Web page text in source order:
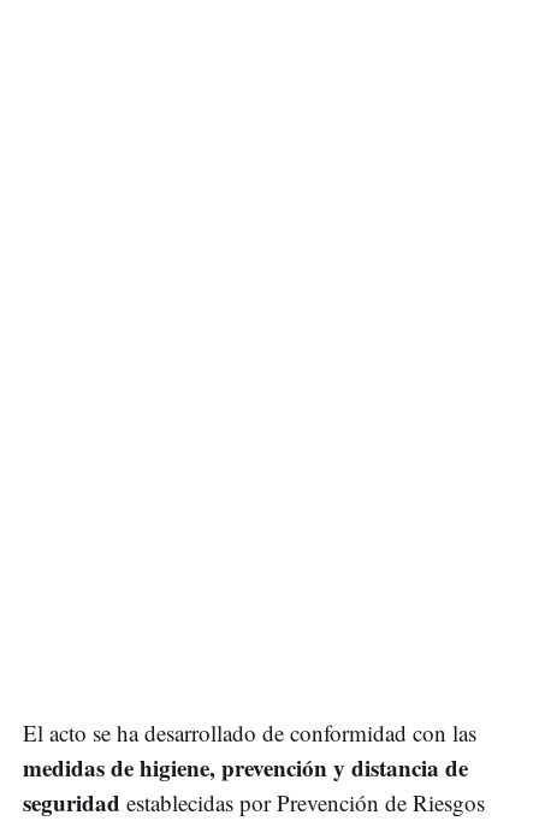
El acto se ha desarrollado de conformidad con las
medidas de higiene, prevención y distancia de
seguridad establecidas por Prevención de Riesgos